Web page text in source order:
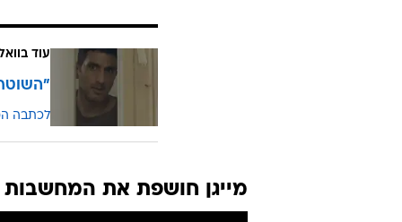
עוד
לכתבה
מייגן חושפת את המחשבות